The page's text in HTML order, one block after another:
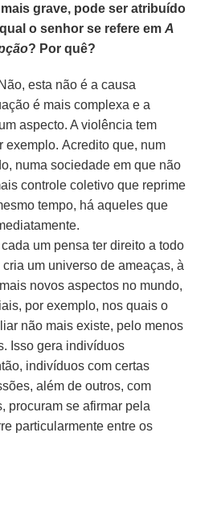
grave, pode ser atribuído
o senhor se refere emA
? Por quê?
Não, esta não é a causa
é mais complexa e a
aspecto. A violência tem
exemplo. Acredito que, num
numa sociedade em que não
controle coletivo que reprime
tempo, há aqueles que
um pensa ter direito a todo
um universo de ameaças, à
novos aspectos no mundo,
por exemplo, nos quais o
não mais existe, pelo menos
Isso gera indivíduos
indivíduos com certas
além de outros, com
procuram se afirmar pela
particularmente entre os